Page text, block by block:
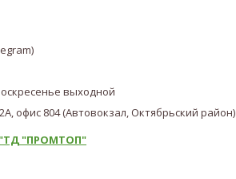
выходной
офис 804 (Автовокзал, Октябрьский район)
"ТД "ПРОМТОП"